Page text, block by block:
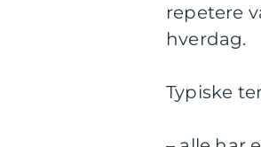
repetere
hverdag.
Typiske